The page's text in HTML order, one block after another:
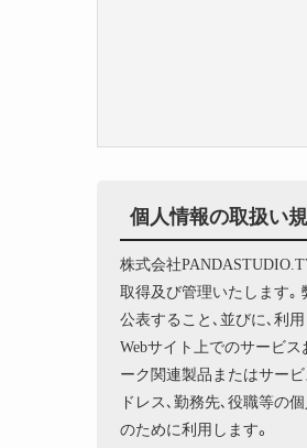
個人情報の取扱い
株式会社
取得及び管理いたします｡
公表すること､並びに､利
Webサイト上でのサービ
ーク関連製品またはサー
ドレス､勤務先､役職等の
のために利用します。